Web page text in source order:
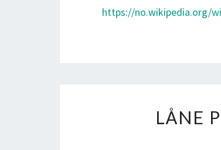
https://no.wikipedia.org/
LÅNE